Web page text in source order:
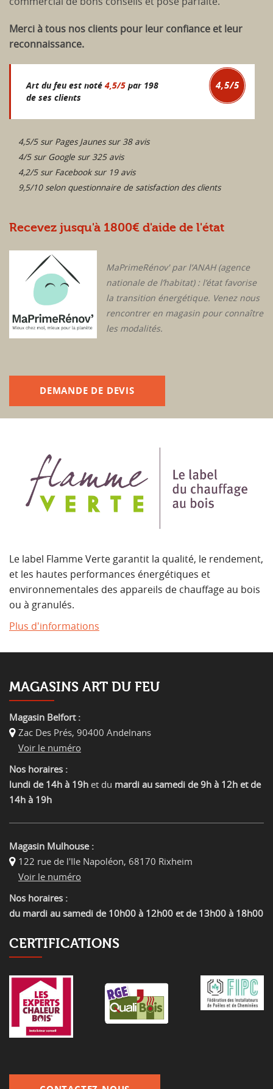
Merci à tous nos clients pour leur confiance et leur
reconnaissance.
Art du feu est noté 4,5/5 par 198
de ses clients
4,5/5
4,5/5 sur Pages Jaunes sur 38 avis
4/5 sur Google sur 325 avis
4,2/5 sur Facebook sur 19 avis
9,5/10 selon questionnaire de satisfaction des clients
Recevez jusqu'à 1800€ d'aide de l'état
MaPrimeRénov' par l’ANAH (agence
nationale de l’habitat) : l’état favorise
la transition énergétique. Venez nous
rencontrer en magasin pour connaître
les modalités.
DEMANDE DE DEVIS
Le label Flamme Verte garantit la qualité, le rendement,
et les hautes performances énergétiques et
environnementales des appareils de chauffage au bois
ou à granulés.
Plus d'informations
MAGASINS ART DU FEU
Magasin Belfort :
Zac Des Prés, 90400 Andelnans
Voir le numéro
Nos horaires :
lundi de 14h à 19h et du mardi au samedi de 9h à 12h et de
14h à 19h
Magasin Mulhouse :
122 rue de l'Ile Napoléon, 68170 Rixheim
Voir le numéro
Nos horaires :
du mardi au samedi de 10h00 à 12h00 et de 13h00 à 18h00
CERTIFICATIONS